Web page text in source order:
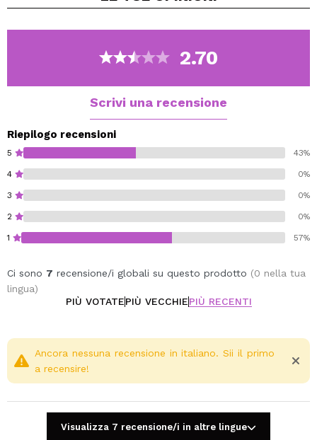
Protegge la pelle dai radicali liberi responsabili
dell'invecchiamento.
Previene i segni di affaticamento. 2.70
Scrivi una recensione
Riepilogo recensioni
5 43%
4 0%
3 0%
2 0%
1 57%
Ci sono 7 recensione/i globali su questo prodotto (0 nella tua
lingua)
PIÙ VOTATEPIÙ VECCHIEPIÙ RECENTI
Ancora nessuna recensione in italiano. Sii il primo
a recensire!
Visualizza 7 recensione/i in altre lingue